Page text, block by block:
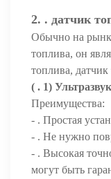
2. . датчик
Обычно на
топлива, он
топлива,
( . 1)
Преимущества:
- . Простая
- . Не нужно
- . Высокая
могут быть